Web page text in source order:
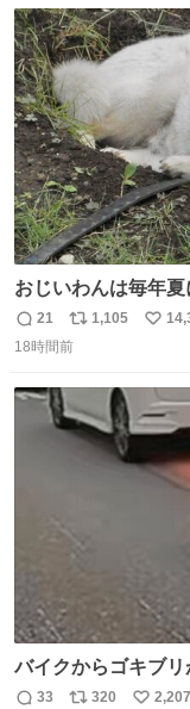
ト
数
数
おじいわんは毎年
って涼んでた。 た
あったが、退かさず
返
信
21
リ
ポ
ト
数
1,105
い
数
18時間前
バイクからゴキブ
33 320
2,207